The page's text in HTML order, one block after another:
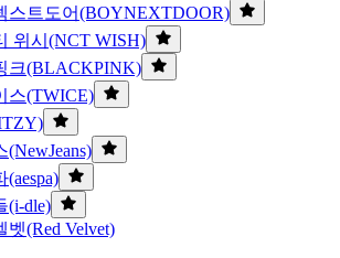
스트도어(BOYNEXTDOOR)
위시(NCT WISH)
크(BLACKPINK)
스(TWICE)
(NewJeans)
(aespa)
(i-dle)
벳(Red Velvet)